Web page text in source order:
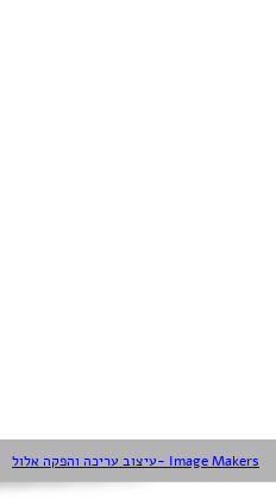
עיצוב עריכה והפקה אלול- Image Makers